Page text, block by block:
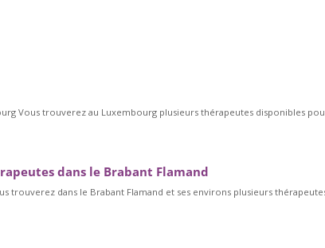
Vous trouverez au Luxembourg plusieurs thérapeutes disponibles
dans le Brabant Flamand
trouverez dans le Brabant Flamand et ses environs plusieurs